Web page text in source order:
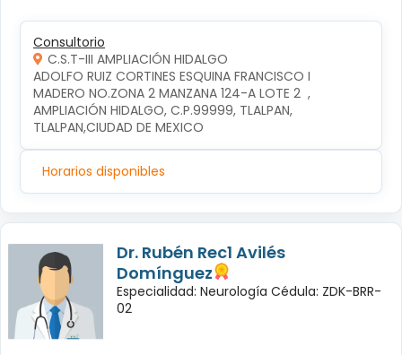
Consultorio
C.S.T-III AMPLIACIÓN HIDALGO
ADOLFO RUIZ CORTINES ESQUINA FRANCISCO I
MADERO NO.ZONA 2 MANZANA 124-A LOTE 2  ,
AMPLIACIÓN HIDALGO, C.P.99999, TLALPAN,
TLALPAN,CIUDAD DE MEXICO
Horarios disponibles
Dr. Rubén Rec1 Avilés
Domínguez
Especialidad: Neurología Cédula: ZDK-BRR-
02